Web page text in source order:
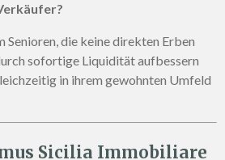
Senioren, die keine direkten Erben
sofortige Liquidität aufbessern
in ihrem gewohnten Umfeld
Sicilia Immobiliare